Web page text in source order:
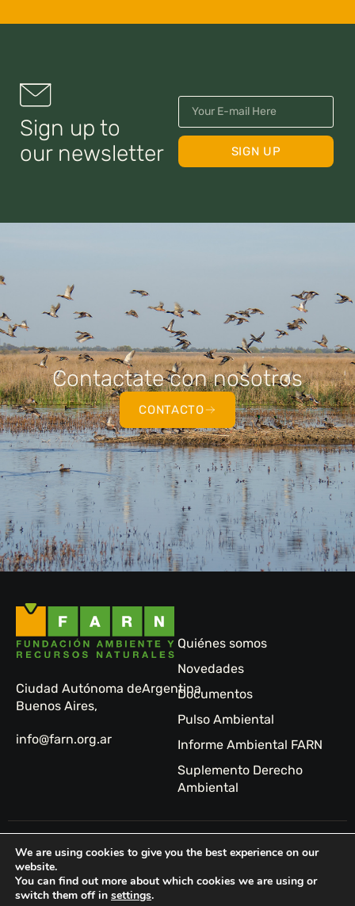
Sign up to
our newsletter
SIGN UP
Contactate con nosotros
CONTACTO
Ciudad Autónoma de
Buenos Aires,
Argentina
info@farn.org.ar
Quiénes somos
Novedades
Documentos
Pulso Ambiental
Informe Ambiental FARN
Suplemento Derecho
Ambiental
© 2024 FARN -
Ambiente y
Sitio
Tormenta
We are using cookies to give you the best experience on our
website.
You can find out more about which cookies we are using or
switch them off in settings.